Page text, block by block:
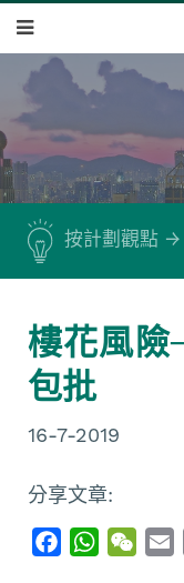
按計劃觀點
樓花風險
包批
16-7-2019
分享文章:
W
W